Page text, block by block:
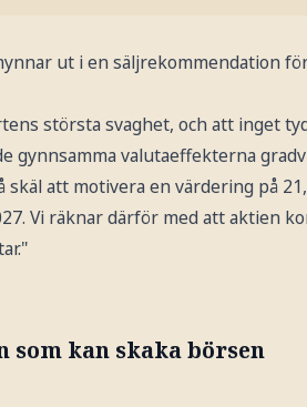
ut i en säljrekommendation
största svaghet, och att inget
gynnsamma valutaeffekterna
att motivera en värdering på
Vi räknar därför med att aktien
som kan skaka börsen